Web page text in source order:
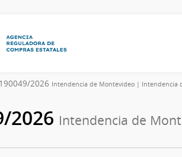
2026 Intendencia de Montevideo | Intendencia
2026 Intendencia de